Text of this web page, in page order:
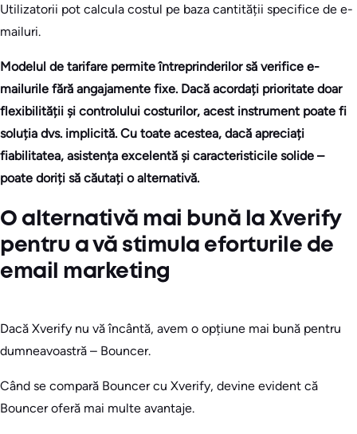
Utilizatorii pot calcula costul pe baza cantității specifice de e-
mailuri.
Modelul de tarifare permite întreprinderilor să verifice e-
mailurile fără angajamente fixe. Dacă acordați prioritate doar
flexibilității și controlului costurilor, acest instrument poate fi
soluția dvs. implicită. Cu toate acestea, dacă apreciați
fiabilitatea, asistența excelentă și caracteristicile solide –
poate doriți să căutați o alternativă.
O alternativă mai bună la Xverify
pentru a vă stimula eforturile de
email marketing
Dacă Xverify nu vă încântă, avem o opțiune mai bună pentru
dumneavoastră – Bouncer.
Când se compară Bouncer cu Xverify, devine evident că
Bouncer oferă mai multe avantaje.